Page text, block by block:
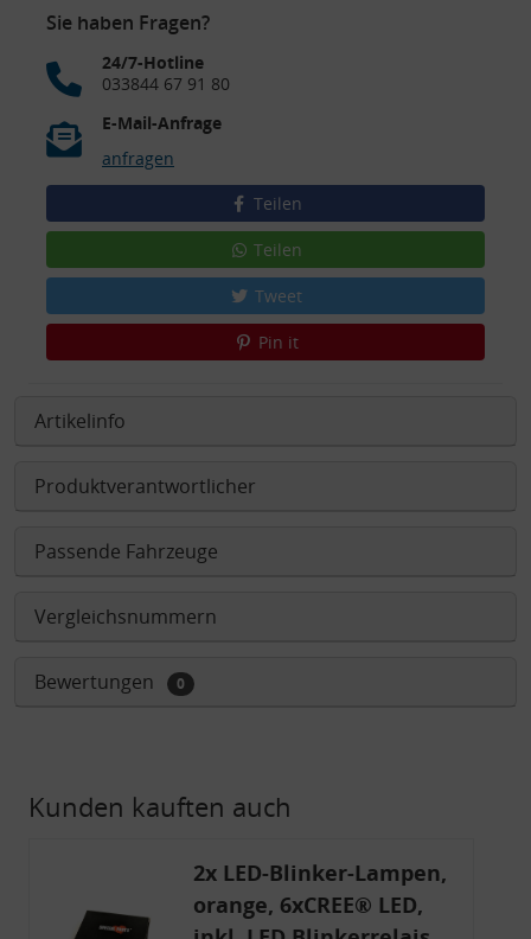
Sie haben Fragen?
24/7-Hotline
033844 67 91 80
E-Mail-Anfrage
anfragen
Teilen
Teilen
Tweet
Pin it
Artikelinfo
Produktverantwortlicher
Passende Fahrzeuge
Vergleichsnummern
Bewertungen 0
Kunden kauften auch
2x LED-Blinker-Lampen,
orange, 6xCREE® LED,